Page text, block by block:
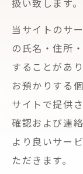
扱い致します。
当サイトのサ
の氏名・住所
することがあり
お預かりする
サイトで提供
確認および連
より良いサー
ただきます。